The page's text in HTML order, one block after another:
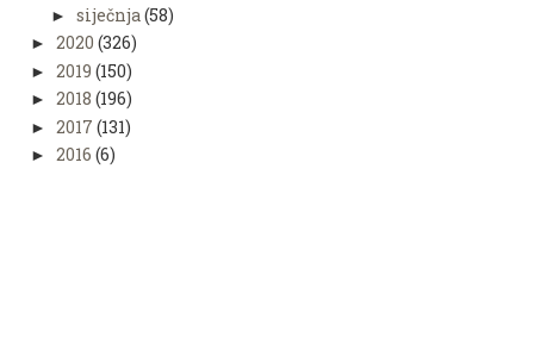
► siječnja (58)
► 2020 (326)
► 2019 (150)
► 2018 (196)
► 2017 (131)
► 2016 (6)